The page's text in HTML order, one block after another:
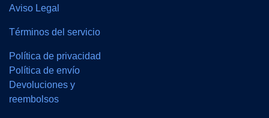
Aviso Legal
Términos del servicio
Política de privacidad
Política de envío
Devoluciones y
reembolsos